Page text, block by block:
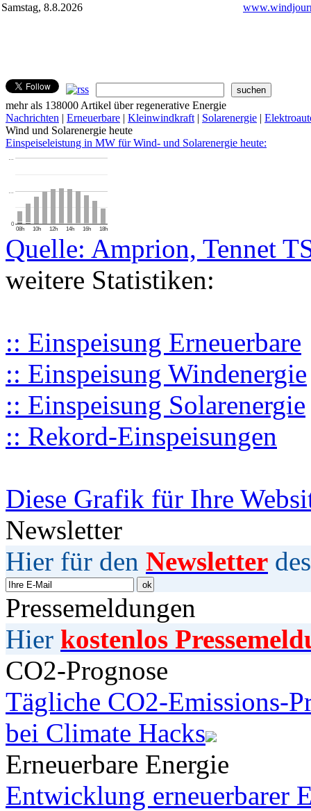
Samstag, 8.8.2026
mehr als 138000 Artikel über regenerative Energie
Nachrichten | Erneuerbare | Kleinwindkraft | Solarenergie |
Wind und Solarenergie heute
Einspeiseleistung in MW für Wind- und Solarenergie heute:
08h 10h 12h 14h 16h 18h
0
…
…
Quelle: Amprion, Tennet
weitere Statistiken:
:: Einspeisung Erneuerbare
:: Einspeisung Windenergie
:: Einspeisung Solarenergie
:: Rekord-Einspeisungen
Diese Grafik für Ihre
Newsletter
Hier für den Newsletter
Pressemeldungen
Hier kostenlos
CO2-Prognose
Tägliche CO2-Emissions-
bei Climate Hacks
Erneuerbare Energie
Entwicklung erneuerbarer